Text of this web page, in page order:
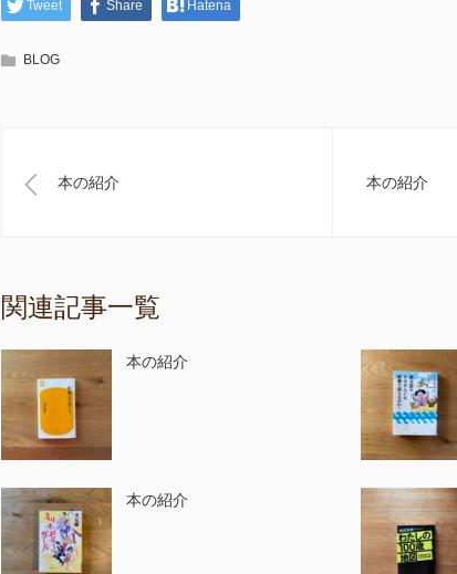
Tweet Share Hatena
BLOG
本の紹介 本の紹介
関連記事一覧
本の紹介
本の紹介